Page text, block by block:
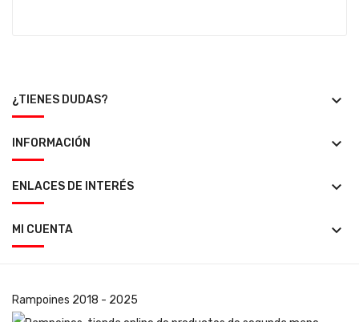
¿TIENES DUDAS? keyboard_arrow_down
INFORMACIÓN keyboard_arrow_down
ENLACES DE INTERÉS keyboard_arrow_down
MI CUENTA keyboard_arrow_down
Rampoines 2018 - 2025